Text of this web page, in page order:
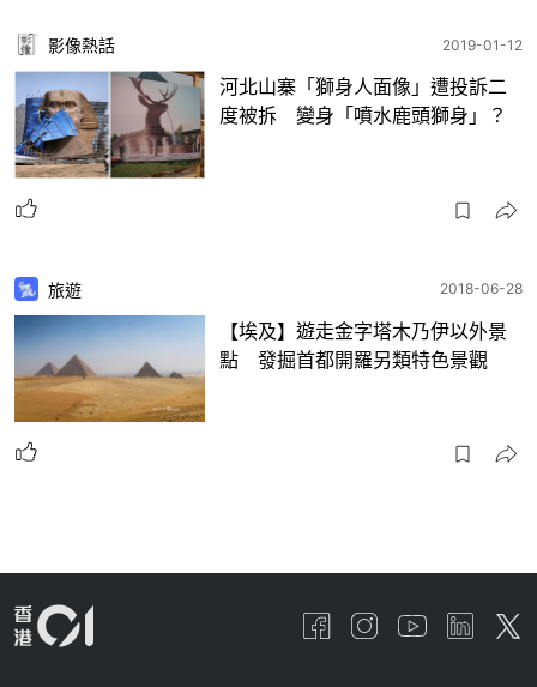
影像熱話 2019-01-12
河北山寨「獅身人面像」遭投訴二
度被拆 變身「噴水鹿頭獅身」？
旅遊 2018-06-28
【埃及】遊走金字塔木乃伊以外景
點 發掘首都開羅另類特色景觀